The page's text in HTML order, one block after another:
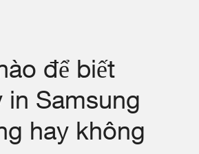
để biết
in Samsung
hay không